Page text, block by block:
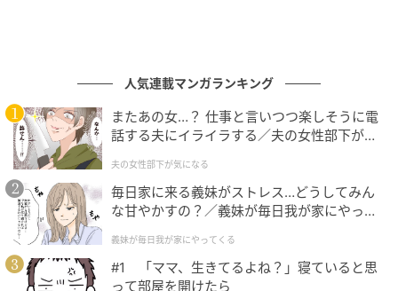
「あの子、別アカで活動再開してるみたい」
そこに映っていた彼女は、医療系の大学に進んだ2年生
として、実習の予定や課題のレポートをきちんと投稿
していました。
プロフィールには「将来は人の役に立てる仕事がした
い」と、清潔な言葉が並んでいます。
かつての裏アカの空気は、一片も残っていません。
人気連載マンガランキング
またあの女…？ 仕事と言いつつ楽しそうに電
話する夫にイライラする／夫の女性部下が気
夫の女性部下が気になる
毎日家に来る義妹がストレス…どうしてみん
な甘やかすの？／義妹が毎日我が家にやって
が】
義妹が毎日我が家にやってくる
#1 「ママ、生きてるよね？」寝ていると思
って部屋を開けたら